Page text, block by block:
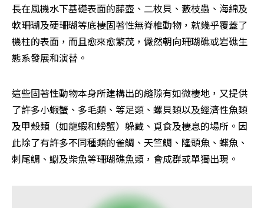
長在風機水下基礎表面的藤壺、二枚貝、藪枝蟲、海綿及
軟珊瑚及硬珊瑚等底棲固著性無脊椎動物，就幾乎覆蓋了
機柱的表面，而且愈來愈繁茂，儼然朝向珊瑚礁或岩礁生
態系發展和演替。
這些固著性動物本身所建構出的縫隙有如微棲地，又提供
了許多小蝦蟹、多毛類、等足類、螺貝類以及經濟性魚類
及甲殼類（如龍蝦和螃蟹）躲藏、覓食及棲息的場所。因
此除了有許多不同種類的雀鯛、天竺鯛、隆頭魚、蝶魚、
刺尾鯛、䲁及柴魚等珊瑚礁魚類，會成群或單獨出現。